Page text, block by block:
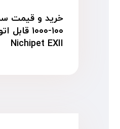
خرید و قیمت
۱۰۰-۱۰۰۰
Nichipet EXII